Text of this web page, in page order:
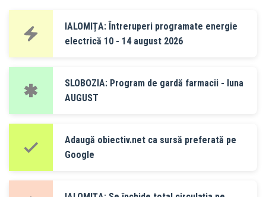
IALOMIȚA: Întreruperi programate energie
electrică 10 - 14 august 2026
SLOBOZIA: Program de gardă farmacii - luna
AUGUST
Adaugă obiectiv.net ca sursă preferată pe
Google